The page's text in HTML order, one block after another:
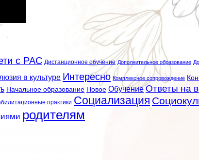
с РАС Дистанционное обучение Дополнительное образование
в культуре Интересно Комплексное сопровождение
Начальное образование Новое Обучение Ответы на
практики Социализация
родителям